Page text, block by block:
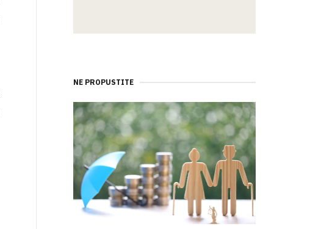
NE PROPUSTITE